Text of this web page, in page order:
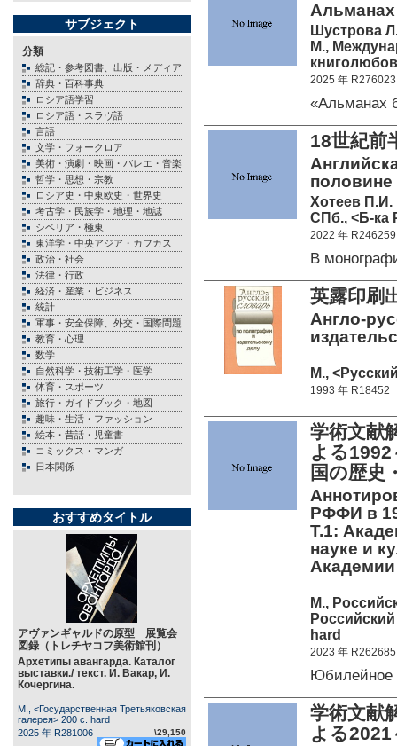
サブジェクト
分類
総記・参考図書、出版・メディア
辞典・百科事典
ロシア語学習
ロシア語・スラヴ語
言語
文学・フォークロア
美術・演劇・映画・バレエ・音楽
哲学・思想・宗教
ロシア史・中東欧史・世界史
考古学・民族学・地理・地誌
シベリア・極東
東洋学・中央アジア・カフカス
政治・社会
法律・行政
経済・産業・ビジネス
統計
軍事・安全保障、外交・国際問題
教育・心理
数学
自然科学・技術工学・医学
体育・スポーツ
旅行・ガイドブック・地図
趣味・生活・ファッション
絵本・昔話・児童書
コミックス・マンガ
日本関係
おすすめタイトル
アヴァンギャルドの原型 展覧会
図録（トレチヤコフ美術館刊）
Архетипы авангарда. Каталог
выставки./ текст. И. Вакар, И.
Кочергина.
М., <Государственная Третьяковская
галерея> 200 c. hard
2025 年 R281006
\29,150
Шустрова
М.,
2025 年 R276023
«Альманах
18世紀前
половине
Хотеев П.И.
СПб., <Б-ка
2022 年 R246259
В
英露印刷
Англо-
М.,
1993 年 R18452
学術文献
よる
国の歴史
РФФИ в
Т.1:
науке и
Академии
М.,
hard
2023 年 R262685
Юбилейное
学術文献
よる2021